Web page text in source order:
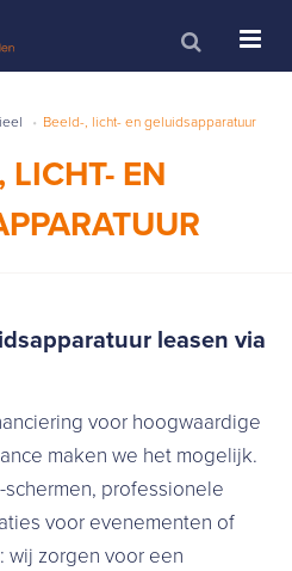
Beeld-, licht- en geluidsapparatuur
LICHT- EN
leasen via
voor hoogwaardige
maken we het mogelijk.
professionele
voor evenementen of
wij zorgen voor een